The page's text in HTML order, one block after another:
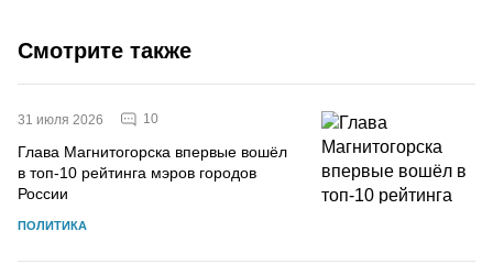
Смотрите также
31 июля 2026 10
Глава Магнитогорска впервые вошёл
в топ-10 рейтинга мэров городов
России
ПОЛИТИКА